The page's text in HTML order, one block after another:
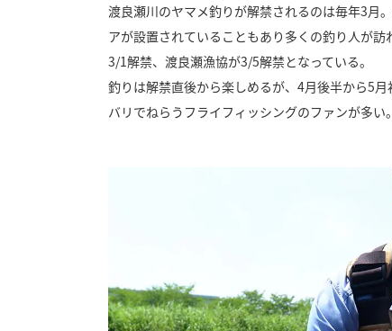
渡良瀬川のヤマメ釣りが解禁されるのは毎年3月
アが設置されていることもあり多くの釣り人が
3/1解禁、渡良瀬漁協が3/5解禁となっている。
釣りは解禁直後から楽しめるが、4月後半から5
バリでねらうフライフィッシングのファンが多